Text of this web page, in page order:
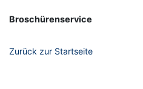
Broschürenservice
Zurück zur Startseite